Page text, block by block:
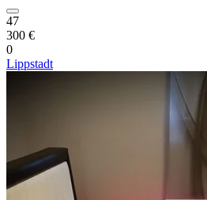
47
300 €
0
Lippstadt